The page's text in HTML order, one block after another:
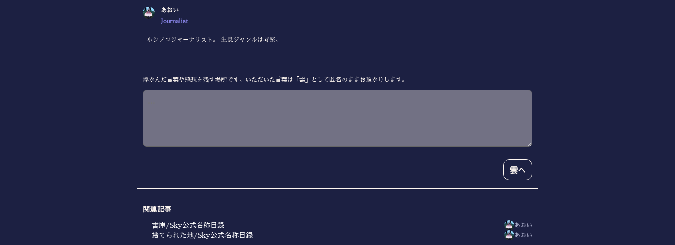
あおい
Journalist
ホシノコジャーナリスト。 生息ジャンルは考察。
浮かんだ言葉や感想を残す場所です。いただいた言葉は「雲」として匿名のままお預かりします。
雲へ
関連記事
書庫/Sky公式名称目録 あおい
捨てられた地/Sky公式名称目録 あおい